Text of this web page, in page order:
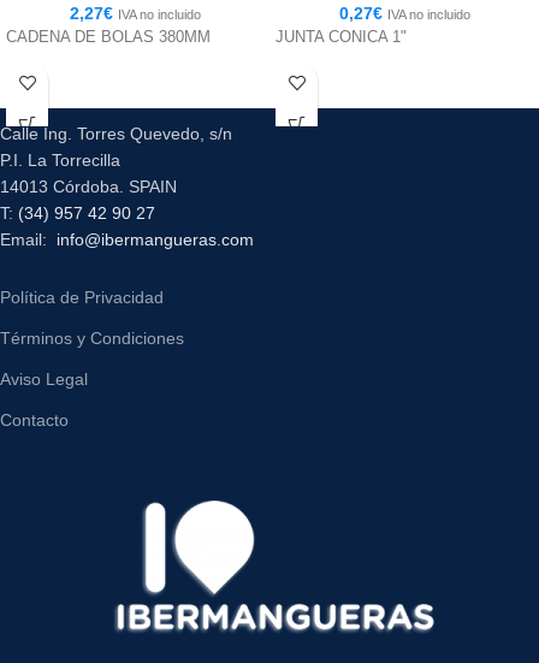
2,27€ IVA no incluido
CADENA DE BOLAS 380MM
0,27€ IVA no incluido
JUNTA CONICA 1"
Calle Ing. Torres Quevedo, s/n
P.I. La Torrecilla
14013 Córdoba. SPAIN
T: (34) 957 42 90 27
Email: info@ibermangueras.com
Política de Privacidad
Términos y Condiciones
Aviso Legal
Contacto